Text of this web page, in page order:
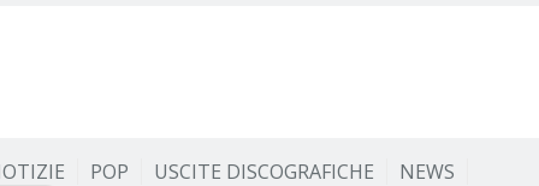
POP USCITE DISCOGRAFICHE NEWS